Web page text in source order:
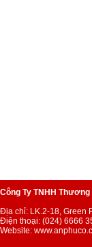
Công Ty TNHH
Địa chỉ: LK.2-18, Green
Điện thoại: (024) 6666
Website: